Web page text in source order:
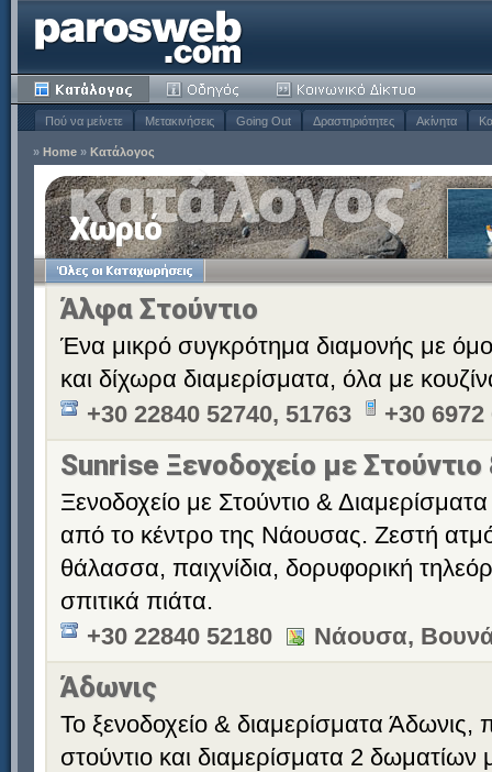
Πού να μείνετε Μετακινήσεις Going Out Δραστηριότητες Ακίνητα
» Home » Κατάλογος
Χωριό
Άλφα Στούντιο
Ένα μικρό συγκρότημα διαμονής με
και δίχωρα διαμερίσματα, όλα με
+30 22840 52740, 51763
+30 6972
Sunrise Ξενοδοχείο με
Ξενοδοχείο με Στούντιο &
από το κέντρο της Νάουσας. Ζεστή
θάλασσα, παιχνίδια, δορυφορική
σπιτικά πιάτα.
+30 22840 52180
Νάουσα,
Άδωνις
Το ξενοδοχείο & διαμερίσματα
στούντιο και διαμερίσματα 2 δωματίων